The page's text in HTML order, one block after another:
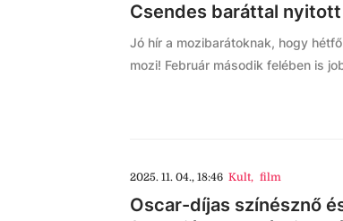
Csendes baráttal nyitott
Jó hír a mozibarátoknak, hogy
mozi! Február második felében is
2025. 11. 04., 18:46 Kult, film
Oscar-díjas színésznő